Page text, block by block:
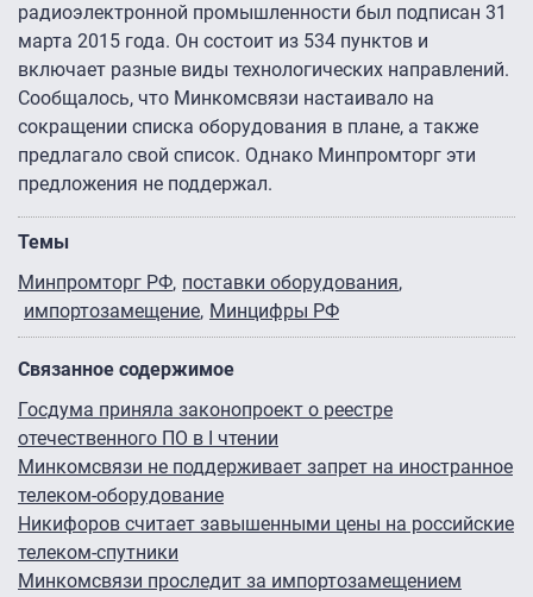
радиоэлектронной промышленности был подписан 31
марта 2015 года. Он состоит из 534 пунктов и
включает разные виды технологических направлений.
Сообщалось, что Минкомсвязи настаивало на
сокращении списка оборудования в плане, а также
предлагало свой список. Однако Минпромторг эти
предложения не поддержал.
Темы
Минпромторг РФ поставки оборудования
импортозамещение Минцифры РФ
Связанное содержимое
Госдума приняла законопроект о реестре
отечественного ПО в I чтении
Минкомсвязи не поддерживает запрет на иностранное
телеком-оборудование
Никифоров считает завышенными цены на российские
телеком-спутники
Минкомсвязи проследит за импортозамещением